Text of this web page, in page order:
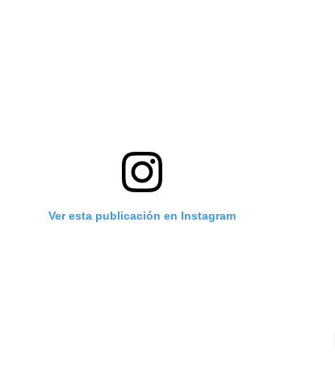
Ver esta publicación en Instagram